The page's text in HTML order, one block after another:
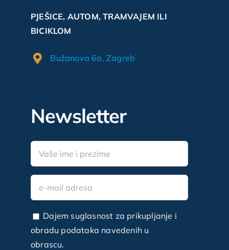
PJEŠICE, AUTOM, TRAMVAJEM ILI
BICIKLOM
Bužanova 6a, Zagreb
Newsletter
Dajem suglasnost za prikupljanje i
obradu podataka navedenih u
obrascu.